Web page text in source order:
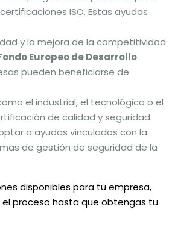
ISO. Estas ayudas
y la mejora de la competitividad
Europeo de Desarrollo
pueden beneficiarse de
el industrial, el tecnológico o el
de calidad y seguridad.
a ayudas vinculadas con la
de gestión de seguridad de la
disponibles para tu empresa,
proceso hasta que obtengas tu